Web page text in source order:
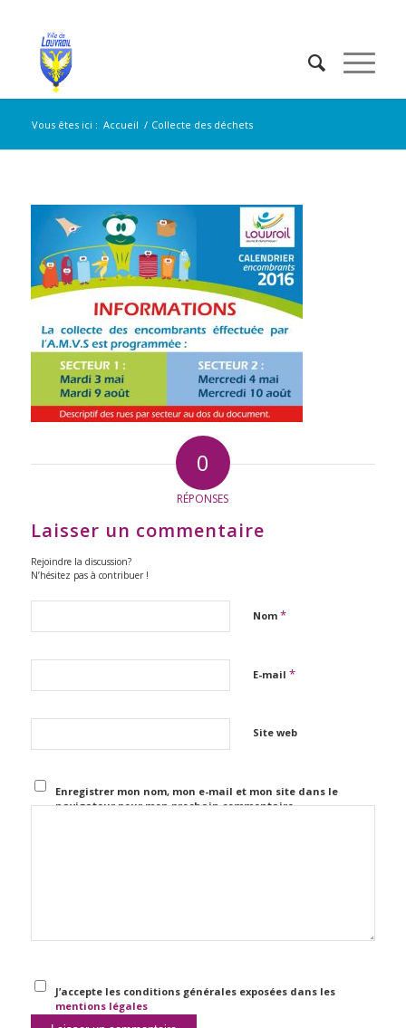
Vous êtes ici : Accueil / Collecte des déchets
0
RÉPONSES
Laisser un commentaire
Rejoindre la discussion?
N’hésitez pas à contribuer !
Nom *
E-mail *
Site web
Enregistrer mon nom, mon e-mail et mon site dans le
navigateur pour mon prochain commentaire.
J’accepte les conditions générales exposées dans les
mentions légales